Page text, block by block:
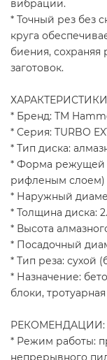
вибрации.
* Точный рез без
круга
биения,
заготовок.
* Бренд: TM
* Серия: TURBO
* Тип диска:
* Форма режущей
рифленым слоем)
* Наружный
* Толщина диска:
* Высота
* Посадочный
* Тип реза: сухой
* Назначение:
блоки,
РЕКОМЕНДАЦИИ:
* Режим работы:
непрерывного